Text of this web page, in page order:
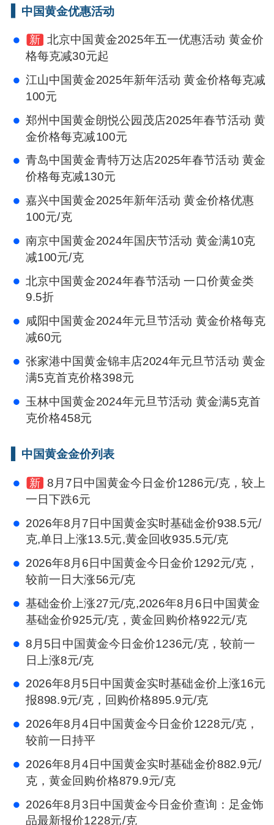
中国黄金优惠活动
新 北京中国黄金2025年五一优惠活动 黄金价
格每克减30元起
江山中国黄金2025年新年活动 黄金价格每克减
100元
郑州中国黄金朗悦公园茂店2025年春节活动 黄
金价格每克减100元
青岛中国黄金青特万达店2025年春节活动 黄金
价格每克减130元
嘉兴中国黄金2025年新年活动 黄金价格优惠
100元/克
南京中国黄金2024年国庆节活动 黄金满10克
减100元/克
北京中国黄金2024年春节活动 一口价黄金类
9.5折
咸阳中国黄金2024年元旦节活动 黄金价格每克
减60元
张家港中国黄金锦丰店2024年元旦节活动 黄金
满5克首克价格398元
玉林中国黄金2024年元旦节活动 黄金满5克首
克价格458元
中国黄金金价列表
新 8月7日中国黄金今日金价1286元/克，较上
一日下跌6元
2026年8月7日中国黄金实时基础金价938.5元/
克,单日上涨13.5元,黄金回收935.5元/克
2026年8月6日中国黄金今日金价1292元/克，
较前一日大涨56元/克
基础金价上涨27元/克,2026年8月6日中国黄金
基础金价925元/克，黄金回购价格922元/克
8月5日中国黄金今日金价1236元/克，较前一
日上涨8元/克
2026年8月5日中国黄金实时基础金价上涨16元
报898.9元/克，回购价格895.9元/克
2026年8月4日中国黄金今日金价1228元/克，
较前一日持平
2026年8月4日中国黄金实时基础金价882.9元/
克，黄金回购价格879.9元/克
2026年8月3日中国黄金今日金价查询：足金饰
品最新报价1228元/克